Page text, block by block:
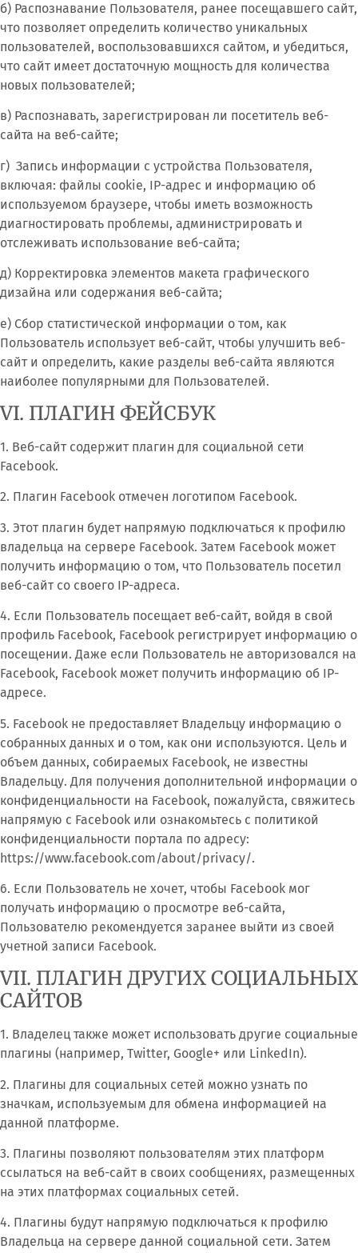
б) Распознавание Пользователя, ранее посещавшего сайт,
что позволяет определить количество уникальных
пользователей, воспользовавшихся сайтом, и убедиться,
что сайт имеет достаточную мощность для количества
новых пользователей;
в) Распознавать, зарегистрирован ли посетитель веб-
сайта на веб-сайте;
г) Запись информации с устройства Пользователя,
включая: файлы cookie, IP-адрес и информацию об
используемом браузере, чтобы иметь возможность
диагностировать проблемы, администрировать и
отслеживать использование веб-сайта;
д) Корректировка элементов макета графического
дизайна или содержания веб-сайта;
е) Сбор статистической информации о том, как
Пользователь использует веб-сайт, чтобы улучшить веб-
сайт и определить, какие разделы веб-сайта являются
наиболее популярными для Пользователей.
VI. ПЛАГИН ФЕЙСБУК
1. Веб-сайт содержит плагин для социальной сети
Facebook.
2. Плагин Facebook отмечен логотипом Facebook.
3. Этот плагин будет напрямую подключаться к профилю
владельца на сервере Facebook. Затем Facebook может
получить информацию о том, что Пользователь посетил
веб-сайт со своего IP-адреса.
4. Если Пользователь посещает веб-сайт, войдя в свой
профиль Facebook, Facebook регистрирует информацию о
посещении. Даже если Пользователь не авторизовался на
Facebook, Facebook может получить информацию об IP-
адресе.
5. Facebook не предоставляет Владельцу информацию о
собранных данных и о том, как они используются. Цель и
объем данных, собираемых Facebook, не известны
Владельцу. Для получения дополнительной информации о
конфиденциальности на Facebook, пожалуйста, свяжитесь
напрямую с Facebook или ознакомьтесь с политикой
конфиденциальности портала по адресу:
https://www.facebook.com/about/privacy/.
6. Если Пользователь не хочет, чтобы Facebook мог
получать информацию о просмотре веб-сайта,
Пользователю рекомендуется заранее выйти из своей
учетной записи Facebook.
VII. ПЛАГИН ДРУГИХ СОЦИАЛЬНЫХ
САЙТОВ
1. Владелец также может использовать другие социальные
плагины (например, Twitter, Google+ или LinkedIn).
2. Плагины для социальных сетей можно узнать по
значкам, используемым для обмена информацией на
данной платформе.
3. Плагины позволяют пользователям этих платформ
ссылаться на веб-сайт в своих сообщениях, размещенных
на этих платформах социальных сетей.
4. Плагины будут напрямую подключаться к профилю
Владельца на сервере данной социальной сети. Затем